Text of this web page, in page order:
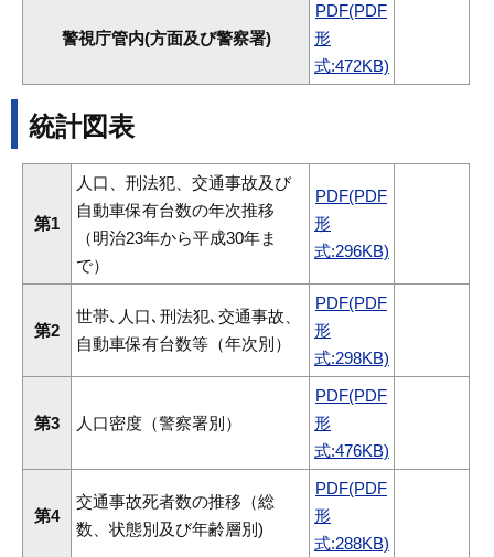
警視庁管内(方面及び警察署)
PDF(PDF
形
式:472KB)
統計図表
第1
人口、刑法犯、交通事故及び
自動車保有台数の年次推移
（明治23年から平成30年ま
で）
PDF(PDF
形
式:296KB)
第2
世帯､人口､刑法犯､交通事故、
自動車保有台数等（年次別）
PDF(PDF
形
式:298KB)
第3 人口密度（警察署別）
PDF(PDF
形
式:476KB)
第4
交通事故死者数の推移（総
数、状態別及び年齢層別)
PDF(PDF
形
式:288KB)